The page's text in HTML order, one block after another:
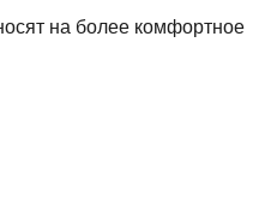
на более комфортное